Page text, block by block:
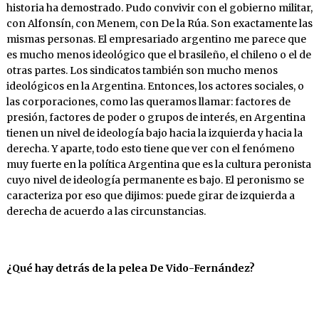
historia ha demostrado. Pudo convivir con el gobierno militar,
con Alfonsín, con Menem, con De la Rúa. Son exactamente las
mismas personas. El empresariado argentino me parece que
es mucho menos ideológico que el brasileño, el chileno o el de
otras partes. Los sindicatos también son mucho menos
ideológicos en la Argentina. Entonces, los actores sociales, o
las corporaciones, como las queramos llamar: factores de
presión, factores de poder o grupos de interés, en Argentina
tienen un nivel de ideología bajo hacia la izquierda y hacia la
derecha. Y aparte, todo esto tiene que ver con el fenómeno
muy fuerte en la política Argentina que es la cultura peronista
cuyo nivel de ideología permanente es bajo. El peronismo se
caracteriza por eso que dijimos: puede girar de izquierda a
derecha de acuerdo a las circunstancias.
¿Qué hay detrás de la peleaDe Vido-Fernández?